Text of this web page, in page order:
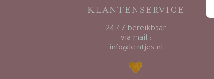
KLANTENSERVICE
24 / 7 bereikbaar
via mail :
info@leintjes.nl